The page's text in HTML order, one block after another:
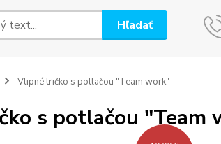
Hľadať
Vtipné tričko s potlačou "Team work"
s potlačou "Team